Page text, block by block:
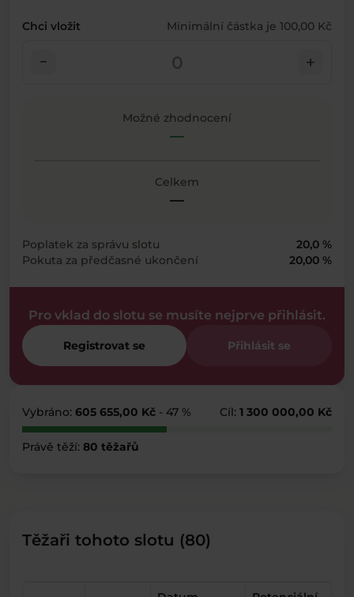
Chci vložit Minimální částka je 100,00 Kč
check_indeterminate_small add
Možné zhodnocení
—
Celkem
—
Poplatek za správu slotu
20,0 %
Pokuta za předčasné ukončení
20,00 %
Pro vklad do slotu se musíte nejprve přihlásit.
Registrovat se Přihlásit se
Vybráno: 605 655,00 Kč - 47 % Cíl: 1 300 000,00 Kč
Právě těží: 80 těžařů
Těžaři tohoto slotu (80)